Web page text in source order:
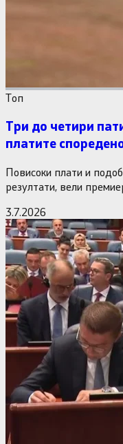
Tоп
Три до четири
платите
Повисоки плати и
резултати, вели
3.7.2026